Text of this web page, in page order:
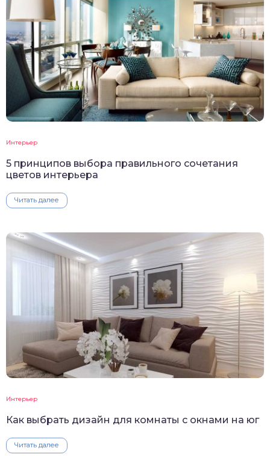
Интерьер
5 принципов выбора правильного сочетания
цветов интерьера
Читать далее
Интерьер
Как выбрать дизайн для комнаты с окнами на юг
Читать далее